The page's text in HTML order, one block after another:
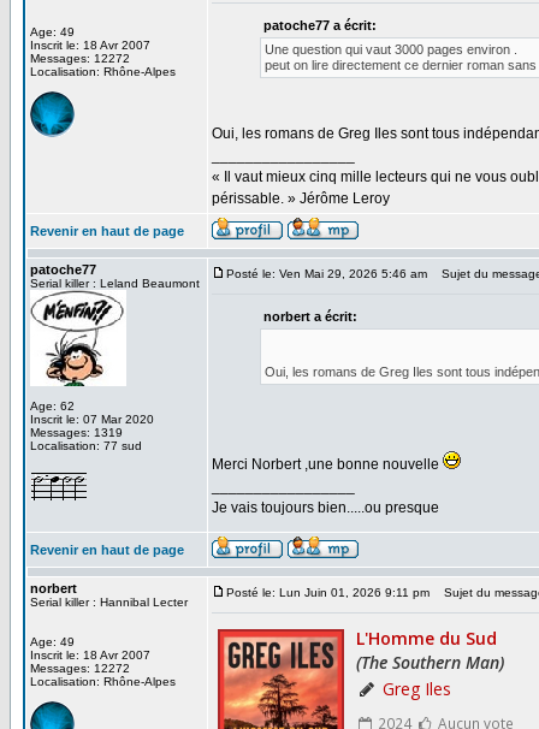
Age: 49
Inscrit le: 18 Avr 2007
Messages: 12272
Localisation: Rhône-Alpes
patoche77 a écrit:
Une question qui vaut 3000 pages environ .
peut on lire directement ce dernier roman
Oui, les romans de Greg Iles sont tous
« Il vaut mieux cinq mille lecteurs qui ne vous
périssable. » Jérôme Leroy
Revenir en haut de page
patoche77
Serial killer : Leland Beaumont
Age: 62
Inscrit le: 07 Mar 2020
Messages: 1319
Localisation: 77 sud
Posté le: Ven Mai 29, 2026 5:46 am Sujet du
norbert a écrit:
Oui, les romans de Greg Iles sont tous
Merci Norbert ,une bonne nouvelle
Je vais toujours bien.....ou presque
Revenir en haut de page
norbert
Serial killer : Hannibal Lecter
Age: 49
Inscrit le: 18 Avr 2007
Messages: 12272
Localisation: Rhône-Alpes
Posté le: Lun Juin 01, 2026 9:11 pm Sujet du